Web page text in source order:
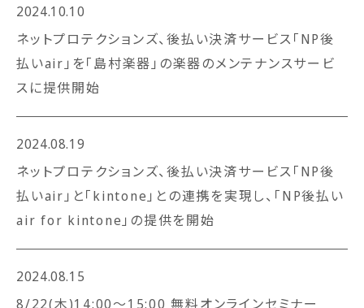
2024.10.10
ネットプロテクションズ、後払い決済サービス「NP後
払いair」を「島村楽器」の楽器のメンテナンスサービ
スに提供開始
2024.08.19
ネットプロテクションズ、後払い決済サービス「NP後
払いair」と「kintone」との連携を実現し、「NP後払い
air for kintone」の提供を開始
2024.08.15
8/22(木)14:00～15:00 無料オンラインセミナー